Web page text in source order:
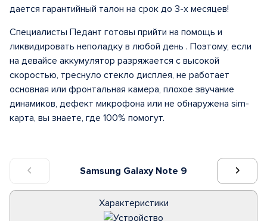
Samsung Galaxy Note 9
Характеристики
дается гарантийный талон на срок до 3-х месяцев!
Специалисты Педант готовы прийти на помощь и
ликвидировать неполадку в любой день . Поэтому, если
на девайсе аккумулятор разряжается с высокой
скоростью, треснуло стекло дисплея, не работает
основная или фронтальная камера, плохое звучание
динамиков, дефект микрофона или не обнаружена sim-
карта, вы знаете, где 100% помогут.